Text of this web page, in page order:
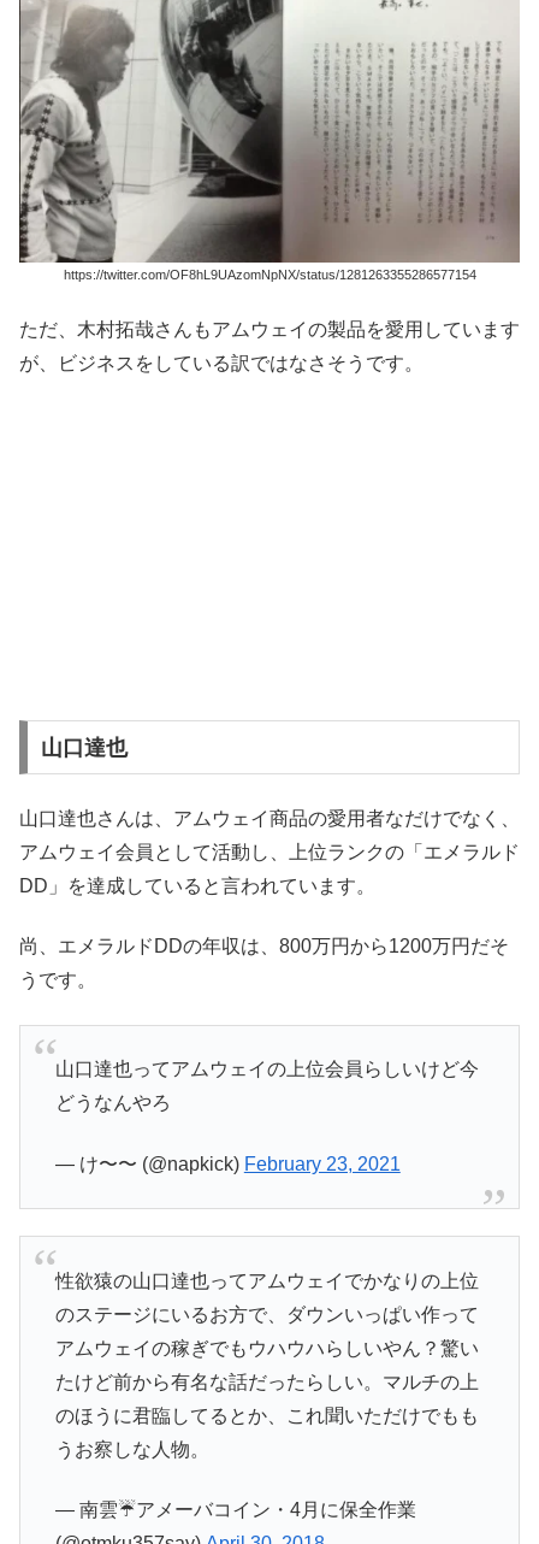
https://twitter.com/OF8hL9UAzomNpNX/status/1281263355286577154
ただ、木村拓哉さんもアムウェイの製品を愛用しています
が、ビジネスをしている訳ではなさそうです。
山口達也
山口達也さんは、アムウェイ商品の愛用者なだけでなく、
アムウェイ会員として活動し、上位ランクの「エメラルド
DD」を達成していると言われています。
尚、エメラルドDDの年収は、800万円から1200万円だそ
うです。
山口達也ってアムウェイの上位会員らしいけど今
どうなんやろ
— け〜〜 (@napkick) February 23, 2021
性欲猿の山口達也ってアムウェイでかなりの上位
のステージにいるお方で、ダウンいっぱい作って
アムウェイの稼ぎでもウハウハらしいやん？驚い
たけど前から有名な話だったらしい。マルチの上
のほうに君臨してるとか、これ聞いただけでもも
うお察しな人物。
— 南雲☔アメーバコイン・4月に保全作業